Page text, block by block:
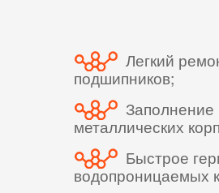
Легкий
подшипников;
Заполнение
металлических
Быстрое
водопроницаемых